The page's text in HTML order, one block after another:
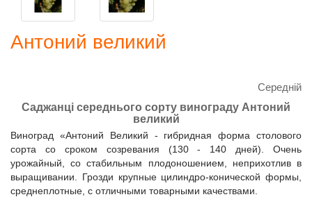
Антоний великий
Середній
Саджанці середнього сорту винограду Антоний
великий
Виноград «Антоний Великий - гибридная форма столового
сорта со сроком созревания (130 - 140 дней). Очень
урожайный, со стабильным плодоношением, неприхотлив в
выращивании. Грозди крупные цилиндро-конической формы,
среднеплотные, с отличными товарными качествами.